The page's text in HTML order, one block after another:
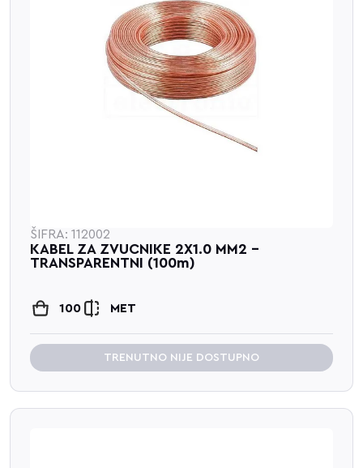
ŠIFRA: 112002
KABEL ZA ZVUCNIKE 2X1.0 MM2 -
TRANSPARENTNI (100m)
100 MET
TRENUTNO NIJE DOSTUPNO